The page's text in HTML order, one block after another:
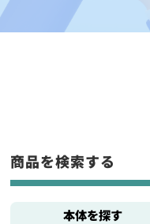
商品を検索する
本体を探す